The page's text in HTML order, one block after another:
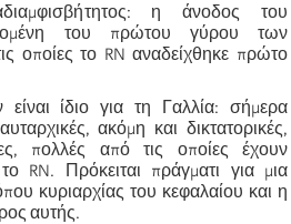
η άνοδος του
του πρώτου γύρου των
οποίες το RN αναδείχθηκε πρώτο
ίδιο για τη Γαλλία: σήμερα
ακόμη και δικτατορικές,
πολλές από τις οποίες έχουν
RN. Πρόκειται πράγματι για μια
κυριαρχίας του κεφαλαίου και η
αυτής.